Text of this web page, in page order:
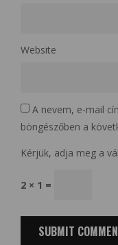
Website
A nevem, e-mail
böngészőben a
Kérjük, adja meg a
2 × 1 =